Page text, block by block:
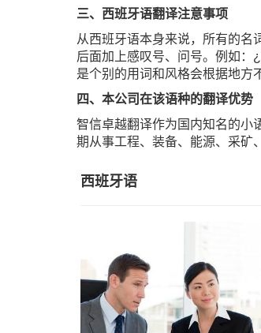
三、西班牙语翻译注意事项
从西班牙语本身来说，所有的名
后面加上感叹号、问号。例如：
是个别的用词和风格会根据地方
四、本公司在该语种的翻译优势
智信卓越翻译作为国内知名的小
期从事工程、装备、能源、采矿
西班牙语